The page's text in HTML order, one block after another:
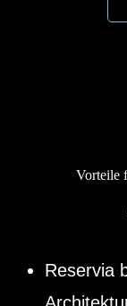
Vorteile
Reservia